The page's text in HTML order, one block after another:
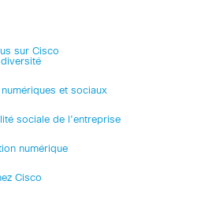
sur Cisco
diversité
numériques et sociaux
sociale de l’entreprise
numérique
Cisco